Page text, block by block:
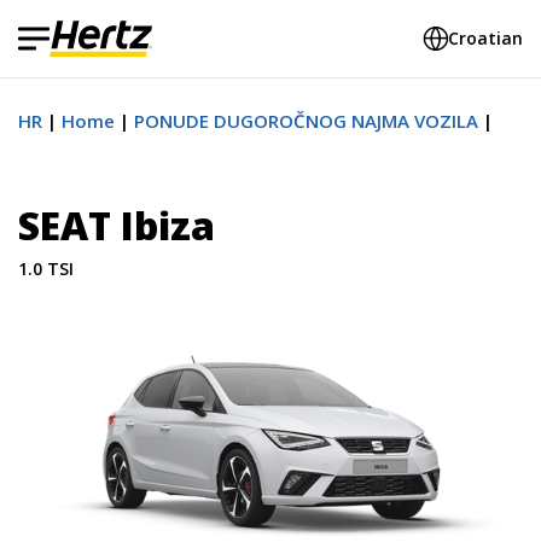
Croatian
HR Home PONUDE DUGOROČNOG NAJMA VOZILA
SEAT Ibiza
1.0 TSI